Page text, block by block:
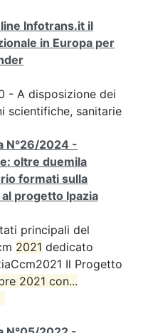
Infotrans.it il
in Europa per
- A disposizione dei
scientifiche, sanitarie
N°26/2024 -
oltre duemila
formati sulla
progetto Ipazia
principali del
2021 dedicato
Il Progetto
2021 con...